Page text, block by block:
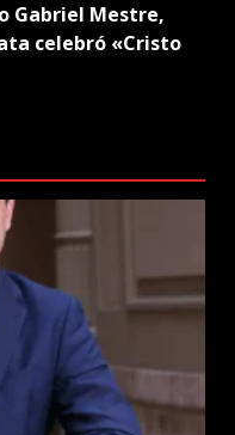
Gabriel Mestre,
celebró «Cristo